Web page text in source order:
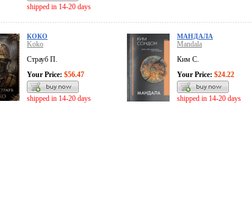
shipped in 14-20 days
КОКО
Koko
Страуб П.
Your Price: $56.47
shipped in 14-20 days
МАНДАЛА
Mandala
Ким С.
Your Price: $24.22
shipped in 14-20 days